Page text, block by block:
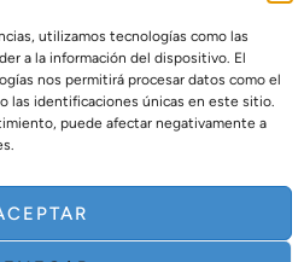
utilizamos tecnologías como las
a la información del dispositivo. El
nos permitirá procesar datos como el
las identificaciones únicas en este sitio.
puede afectar negativamente a
Lipo
Vaser
Tratamien